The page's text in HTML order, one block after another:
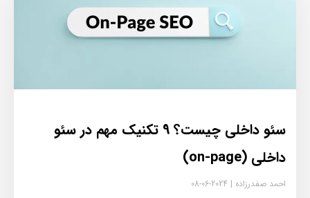
سئو داخلی چیست؟ 9 تکنیک مهم در سئو
داخلی (on-page)
احمد صفدرزاده